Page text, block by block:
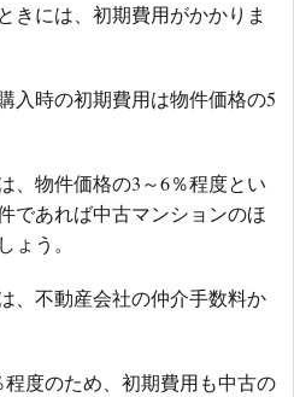
きには、初期費用がかかりま
入時の初期費用は物件価格の5
、物件価格の3～6％程度とい
であれば中古マンションのほ
ょう。
、不動産会社の仲介手数料か
度のため、初期費用も中古の